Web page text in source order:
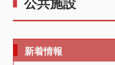
公共施設
新着情報